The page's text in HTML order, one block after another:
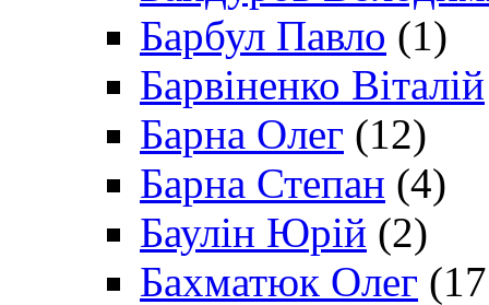
Барбул Павло (1)
Барвіненко Віталій
Барна Олег (12)
Барна Степан (4)
Баулін Юрій (2)
Бахматюк Олег